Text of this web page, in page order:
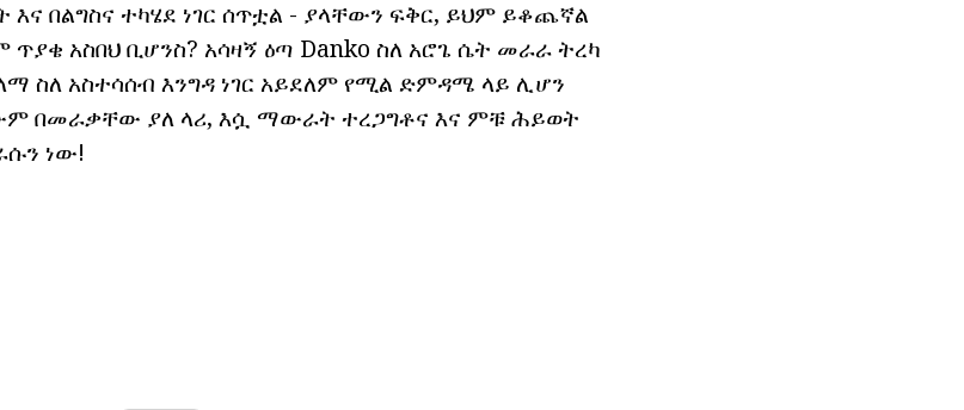
በልግስና ተካሄደ ነገር ሰጥቷል - ያላቸውን ፍቅር, ይህም ይቆጨኛል
አስበህ ቢሆንስ? አሳዛኝ ዕጣ Danko ስለ አሮጌ ሴት መራራ ትረካ
ስለ አስተሳሰብ እንግዳ ነገር አይደለም የሚል ድምዳሜ ላይ ሊሆን
በመራቃቸው ያለ ላሪ, እሷ ማውራት ተረጋግቶና እና ምቹ ሕይወት
ነው!